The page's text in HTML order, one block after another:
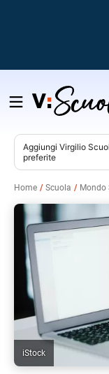
Salta
contenuto
Aggiungi Virgilio
preferite
Home Scuola Mondo
iStock